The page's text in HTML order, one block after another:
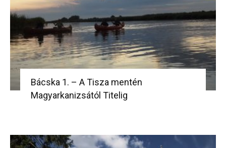
Bácska 1. – A Tisza mentén
Magyarkanizsától Titelig